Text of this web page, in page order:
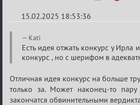
15.02.2025 18:53:36
Re:
Кровавая
жатва
Kati
Есть идея отжать конкурс у Ирла
конкурс , но с шерифом в
Отличная идея конкурс на больше
только за. Может наконец-то
закончатся обвинительными